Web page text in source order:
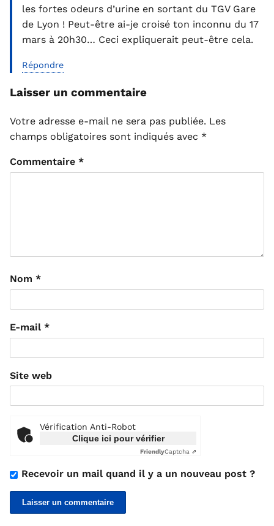
les fortes odeurs d’urine en sortant du TGV Gare
de Lyon ! Peut-être ai-je croisé ton inconnu du 17
mars à 20h30… Ceci expliquerait peut-être cela.
Répondre
Laisser un commentaire
Votre adresse e-mail ne sera pas publiée. Les
champs obligatoires sont indiqués avec *
Commentaire *
Nom *
E-mail *
Site web
Vérification Anti-Robot
Clique ici pour vérifier
FriendlyCaptcha ⇗
Recevoir un mail quand il y a un nouveau post ?